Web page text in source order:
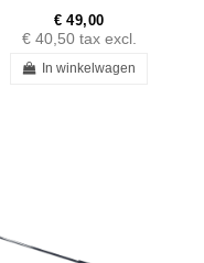
€ 49,00
€ 40,50 tax excl.
In winkelwagen